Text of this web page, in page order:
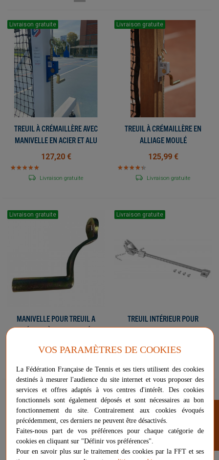
Livraison gratuite
TREUIL À CRÉMAILLÈRE AVEC
MANIVELLE EN ACIER ET ALU
127,20 €
★★★★★
★★★★★
Livraison gratuite
Livraison gratuite
TREUIL À CRÉMAILLÈRE EN
ALLIAGE MOULÉ
125,99 €
★★★★★
★★★★★
Livraison gratuite
Livraison gratuite
MANIVELLE POUR TREUIL A
CRÉMAILLÈRE RENFORCÉE
45,97 €
Livraison gratuite
TREUIL INTÉRIEUR POUR
POTEAUX ALU
129,90 €
VOS PARAMÈTRES DE COOKIES
La Fédération Française de Tennis et ses tiers utilisent des cookies
destinés à mesurer l'audience du site internet et vous proposer des
services et offres adaptés à vos centres d'intérêt. Des cookies
fonctionnels sont également déposés et sont nécessaires au bon
fonctionnement du site. Contrairement aux cookies évoqués
précédemment, ces derniers ne peuvent être désactivés.
Faites-nous part de vos préférences pour chaque catégorie de
cookies en cliquant sur "Définir vos préférences".
Pour en savoir plus sur le traitement des cookies par la FFT et ses